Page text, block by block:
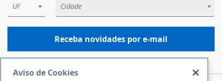
UF Cidade
Receba novidades por e-mail
Aviso de Cookies